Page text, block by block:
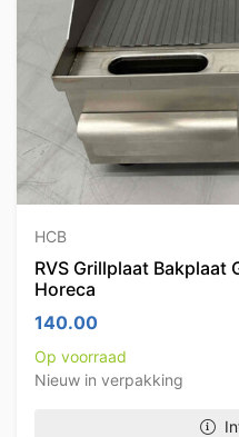
HCB
RVS Grillplaat Bakplaat
Horeca
140.00
Op voorraad
Nieuw in verpakking